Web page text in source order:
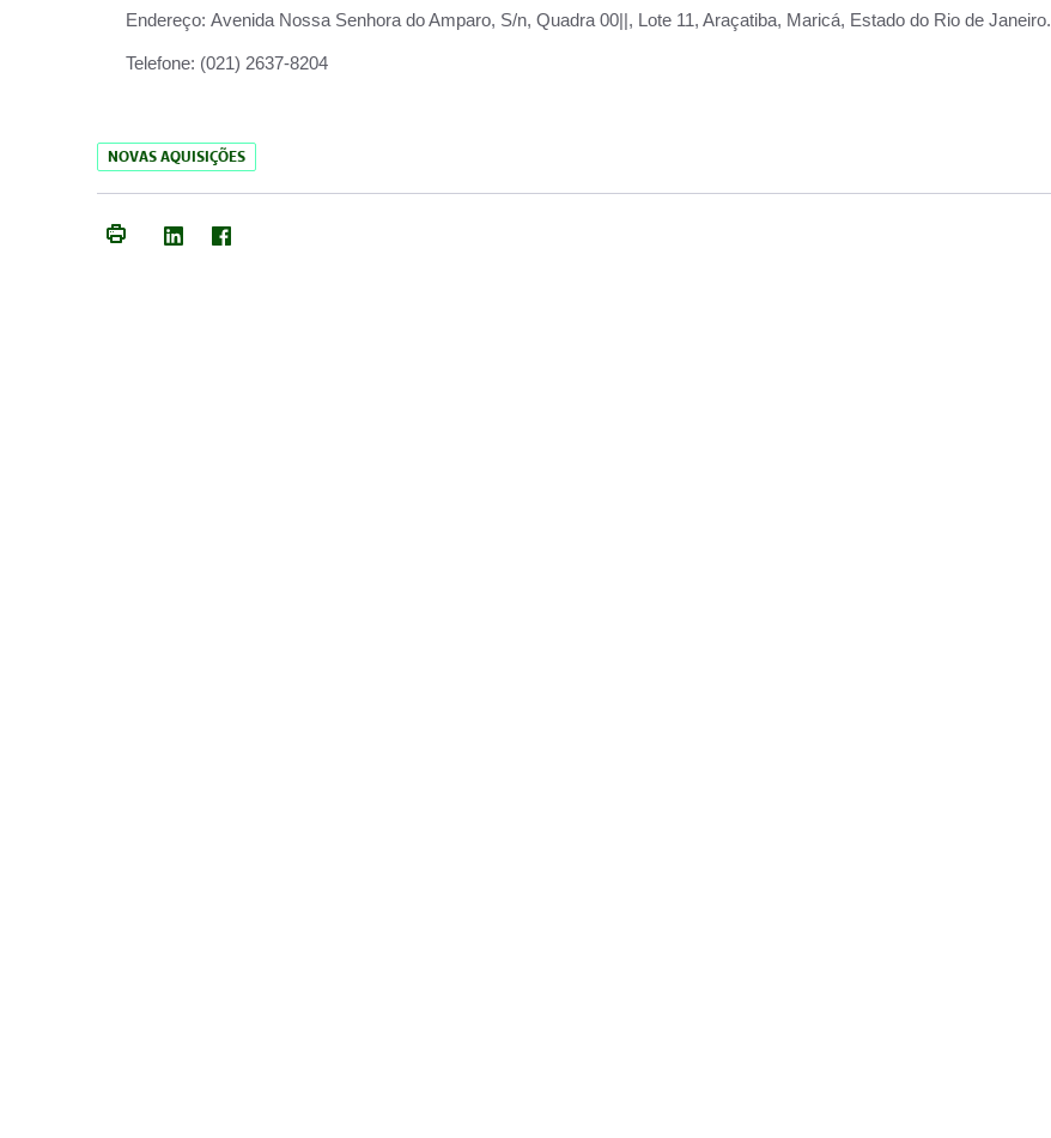
Endereço: Avenida Nossa Senhora do Amparo, S/n, Quadra 00||, Lote 11, Araçatiba, Maricá, Estado do Rio de Janeiro.
Telefone: (021) 2637-8204
NOVAS AQUISIÇÕES